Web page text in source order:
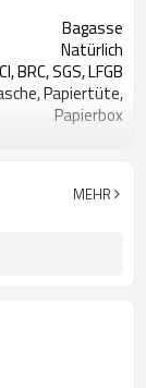
Bagasse
Natürlich
BRC, SGS, LFGB
Papiertüte,
Papierbox
Zuhause, Party,
MEHR